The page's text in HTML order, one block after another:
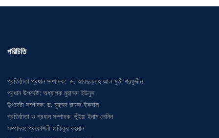
প্রধান উপদেষ্টা: অধ্যাপক মুহাম্মদ ইউনুস
উপদেষ্টা সম্পাদক: ড. মুহম্মদ জাফর ইকবাল
প্রতিষ্ঠাতা ও প্রধান সম্পাদক: ভূঁইয়া ইনাম লেনিন
সম্পাদক: প্রকৌশলী হাকিকুর রহমান
অনলাইন সম্পাদক: মো. কামরুল আহসান